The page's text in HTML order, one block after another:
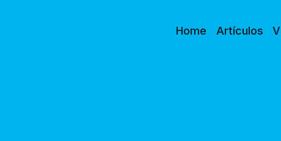
Home Artículos